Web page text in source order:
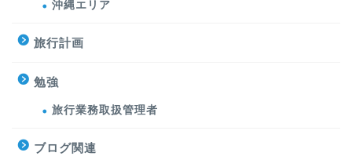
沖縄エリア
旅行計画
勉強
旅行業務取扱管理者
ブログ関連